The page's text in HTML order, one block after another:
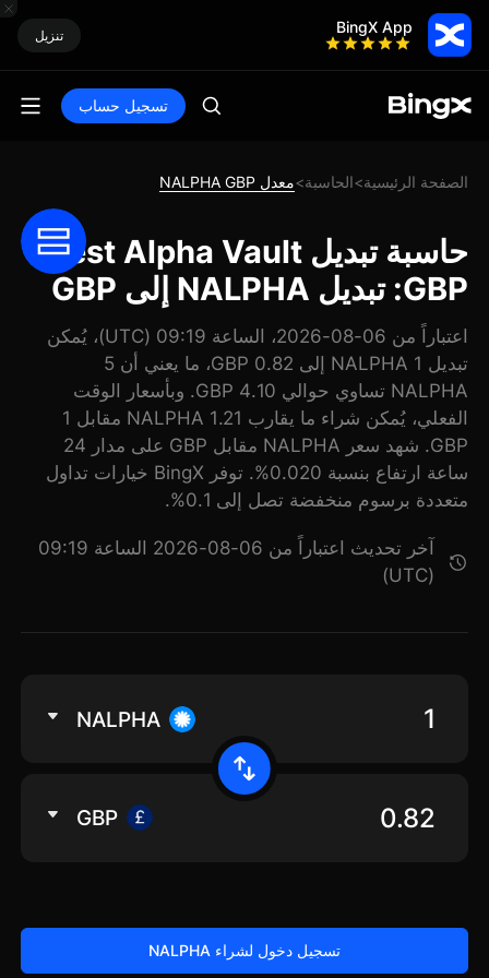
BingX App تنزيل
تسجيل حساب
الصفحة الرئيسية>الحاسبة>معدل NALPHA GBP
حاسبة تبديل Nest Alpha Vault
GBP: تبديل NALPHA إلى GBP
اعتباراً من 06-08-2026، الساعة 09:19 (UTC)، يُمكن
تبديل 1 NALPHA إلى 0.82 GBP، ما يعني أن 5
NALPHA تساوي حوالي 4.10 GBP. وبأسعار الوقت
الفعلي، يُمكن شراء ما يقارب 1.21 NALPHA مقابل 1
GBP. شهد سعر NALPHA مقابل GBP على مدار 24
ساعة ارتفاع بنسبة 0.020%. توفر BingX خيارات تداول
متعددة برسوم منخفضة تصل إلى 0.1%.
آخر تحديث اعتباراً من 06-08-2026 الساعة 09:19
(UTC)
NALPHA
GBP
تسجيل دخول لشراء NALPHA